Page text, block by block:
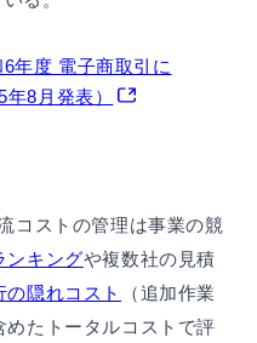
年度 電子商取引に
8月発表）
コストの管理は事業の競
ンキングや複数社の見積
の隠れコスト
（追加作業
たトータルコストで評